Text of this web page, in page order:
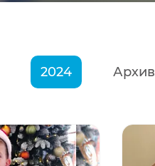
2024 Архив
март апрель